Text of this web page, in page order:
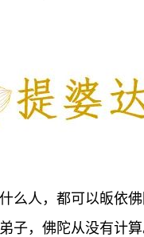
么人，都可以皈依
子，佛陀从没有计